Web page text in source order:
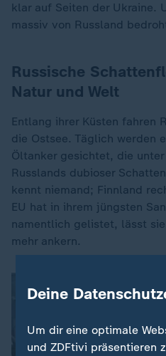
klar auf Seiten der Ukraine.
massiv von Russland
Russische
Natur und Welt
Entlang ihrer Küsten fahren
die Ostsee. Täglich werden
Öltanker gesichtet, die
Russlands dubioser
kennt niemand; Finnland
EU hat in ihrem jüngsten
namentlich gelistet, lässt
mehr ankern.
Deine
Um dir eine optimale
und ZDFtivi präsentieren